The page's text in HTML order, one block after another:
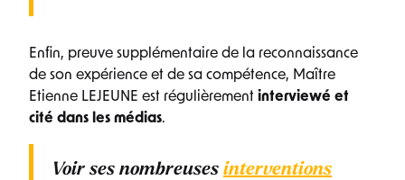
Enfin, preuve supplémentaire de la reconnaissance
de son expérience et de sa compétence, Maître
Etienne LEJEUNE est régulièrement interviewé et
cité dans les médias.
Voir ses nombreuses interventions